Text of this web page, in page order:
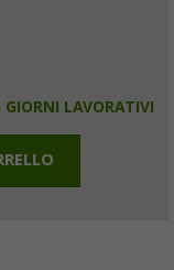
LAVORATIVI